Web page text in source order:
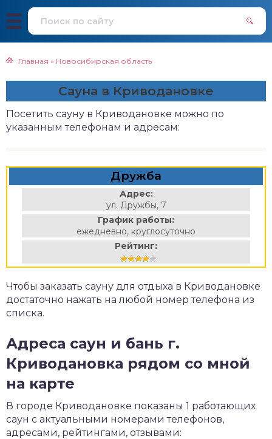
Главная » Новосибирская область
Сауна в Криводановке
Посетить сауну в Криводановке можно по
указанным телефонам и адресам:
Дружба
Адрес:
ул. Дружбы, 7
График работы:
ежедневно, круглосуточно
Рейтинг:
Чтобы заказать сауну для отдыха в Криводановке
достаточно нажать на любой номер телефона из
списка.
Адреса саун и бань г.
Криводановка рядом со мной
на карте
В городе Криводановке показаны 1 работающих
саун с актуальными номерами телефонов,
адресами, рейтингами, отзывами: